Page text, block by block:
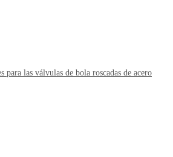
para las válvulas de bola roscadas de acero